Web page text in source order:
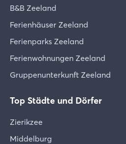
B&B Zeeland
Ferienhäuser Zeeland
Ferienparks Zeeland
Ferienwohnungen Zeeland
Gruppenunterkunft Zeeland
Top Städte und Dörfer
Zierikzee
Middelburg